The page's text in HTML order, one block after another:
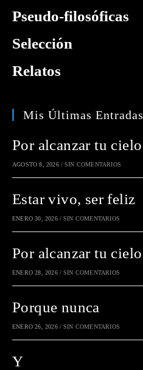
Pseudo-filosóficas
Selección
Relatos
Mis Últimas Entradas
Por alcanzar tu cielo
AGOSTO 8, 2026 / SIN COMENTARIOS
Estar vivo, ser feliz
ENERO 30, 2026 / SIN COMENTARIOS
Por alcanzar tu cielo
ENERO 28, 2026 / SIN COMENTARIOS
Porque nunca
ENERO 26, 2026 / SIN COMENTARIOS
Y